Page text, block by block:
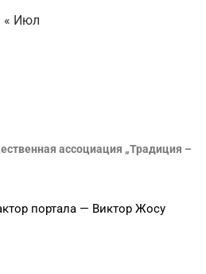
« Июл
ассоциация „Традиция –
портала — Виктор Жосу